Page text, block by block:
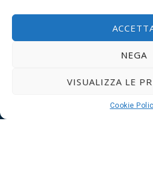
NEGA
VISUALIZZA LE
Cookie